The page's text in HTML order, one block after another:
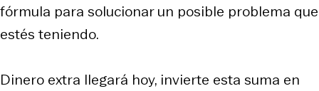
fórmula para solucionar un posible problema que
estés teniendo.
Dinero extra llegará hoy, invierte esta suma en